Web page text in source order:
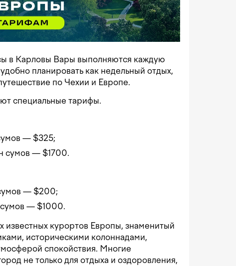
в Карловы Вары выполняются каждую
планировать как недельный отдых,
по Чехии и Европе.
специальные тарифы.
— $325;
сумов — $1700.
— $200;
сумов — $1000.
курортов Европы, знаменитый
историческими колоннадами,
спокойствия. Многие
не только для отдыха и оздоровления,